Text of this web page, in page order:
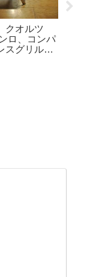
クオルツ
ロ、コンパ
スグリルは